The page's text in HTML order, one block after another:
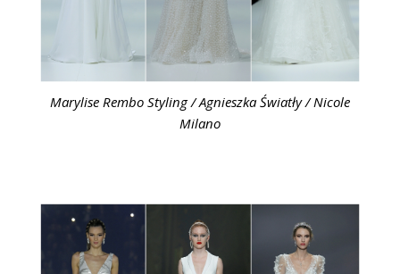
Marylise Rembo Styling / Agnieszka Światły / Nicole
Milano